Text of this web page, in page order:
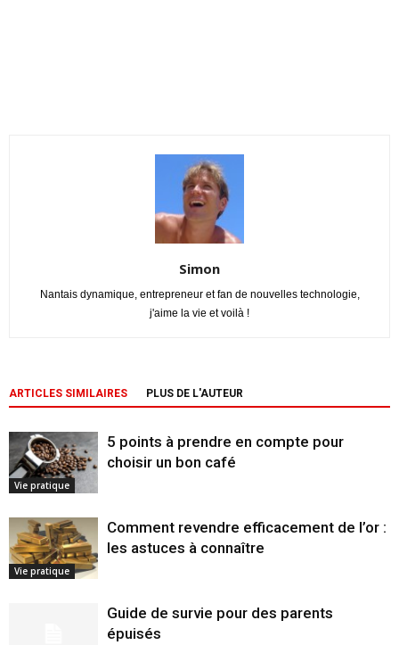
Simon
Nantais dynamique, entrepreneur et fan de nouvelles technologie,
j'aime la vie et voilà !
ARTICLES SIMILAIRES PLUS DE L'AUTEUR
Vie pratique
5 points à prendre en compte pour
choisir un bon café
Vie pratique
Comment revendre efficacement de l’or :
les astuces à connaître
Guide de survie pour des parents
épuisés